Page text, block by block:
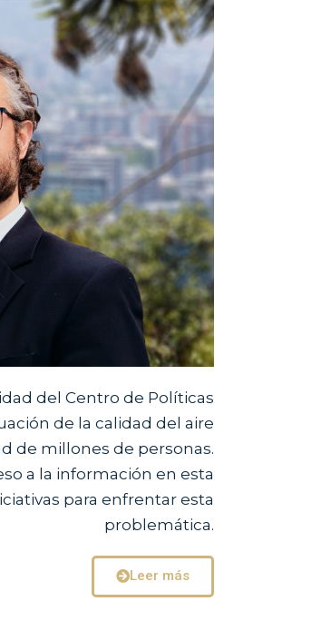
del Centro de Políticas
de la calidad del aire
de millones de personas.
a la información en esta
para enfrentar esta
problemática.
Leer más